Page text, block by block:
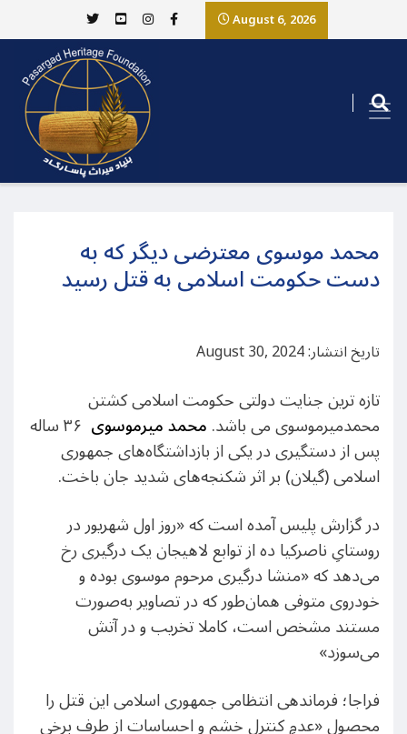
August 6, 2026
محمد موسوی معترضی دیگر که به
دست حکومت اسلامی به قتل رسید
تاریخ انتشار: August 30, 2024
تازه ترین جنایت دولتی حکومت اسلامی کشتن
محمدمیرموسوی می باشد.محمد میرموسوی ۳۶ ساله
پس از دستگیری در یکی از بازداشتگاه‌های جمهوری
اسلامی (گیلان) بر اثر شکنجه‌های شدید جان باخت.
در گزارش پلیس آمده است که «روز اول شهریور در
روستایِ ناصرکیا ده از توابع لاهیجان یک درگیری رخ
می‌دهد که «منشا درگیری مرحوم موسوی بوده و
خودروی متوفی همان‌طور که در تصاویر به‌صورت
مستند مشخص است، کاملا تخریب و در آتش
می‌سوزد»
فراجا؛ فرماندهی انتظامی جمهوری اسلامی این قتل را
محصول «عدمِ کنترلِ خشم و احساسات از طرف برخی